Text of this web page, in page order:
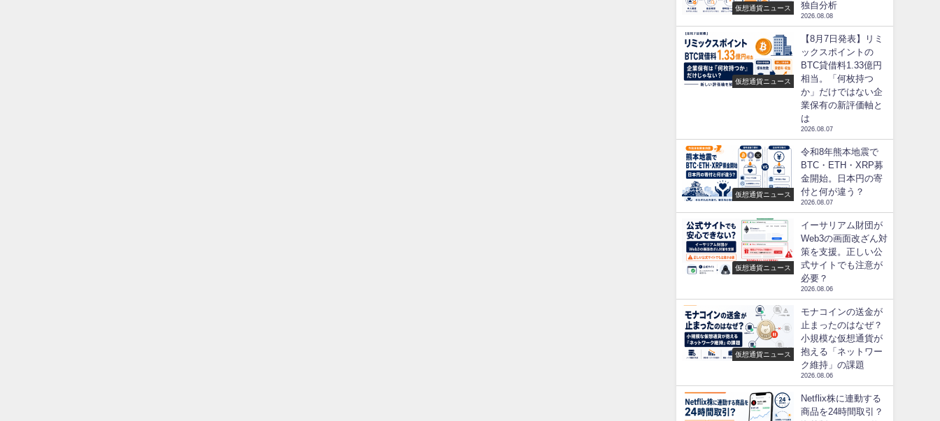
仮想通貨ニュース
独自分析
2026.08.08
仮想通貨ニュース
【8月7日発表】リミ
ックスポイントの
BTC貸借料1.33億円
相当。「何枚持つ
か」だけではない企
業保有の新評価軸と
は
2026.08.07
仮想通貨ニュース
令和8年熊本地震で
BTC・ETH・XRP募
金開始。日本円の寄
付と何が違う？
2026.08.07
仮想通貨ニュース
イーサリアム財団が
Web3の画面改ざん対
策を支援。正しい公
式サイトでも注意が
必要？
2026.08.06
仮想通貨ニュース
モナコインの送金が
止まったのはなぜ？
小規模な仮想通貨が
抱える「ネットワー
ク維持」の課題
2026.08.06
Netflix株に連動する
商品を24時間取引？